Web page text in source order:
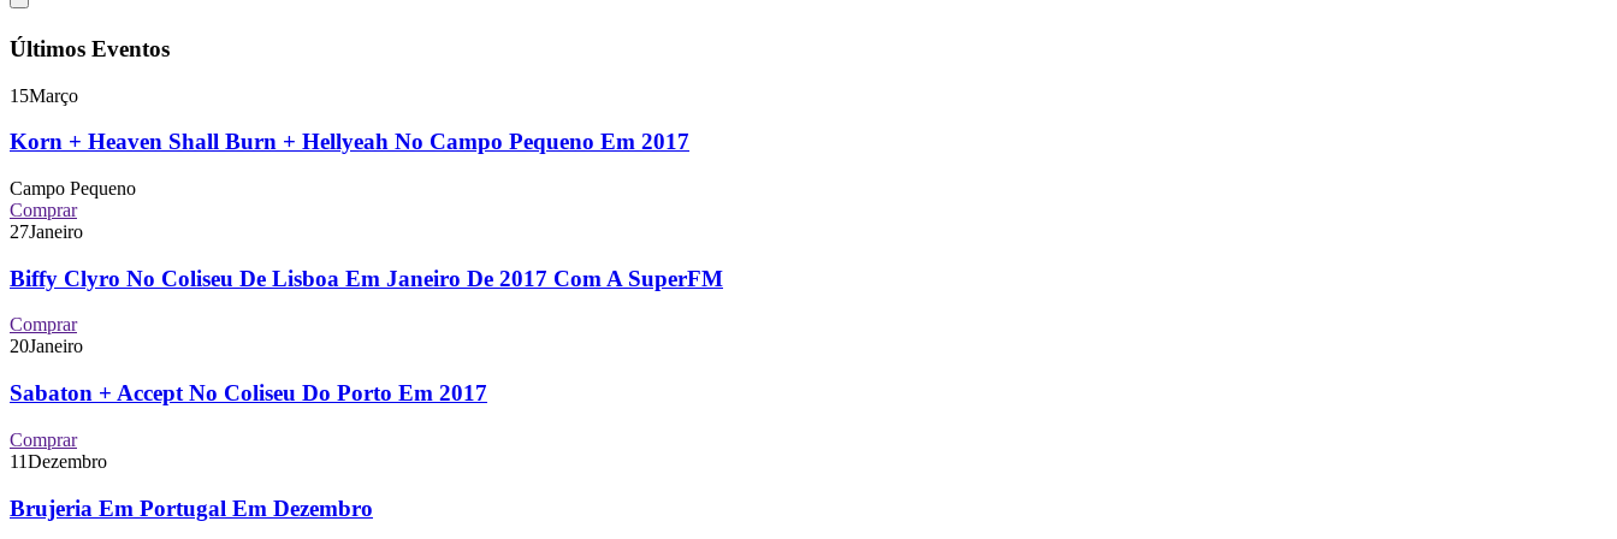
Últimos Eventos
15Março
Korn + Heaven Shall Burn + Hellyeah No Campo Pequeno Em 2017
Campo Pequeno
Comprar
27Janeiro
Biffy Clyro No Coliseu De Lisboa Em Janeiro De 2017 Com A SuperFM
Comprar
20Janeiro
Sabaton + Accept No Coliseu Do Porto Em 2017
Comprar
11Dezembro
Brujeria Em Portugal Em Dezembro